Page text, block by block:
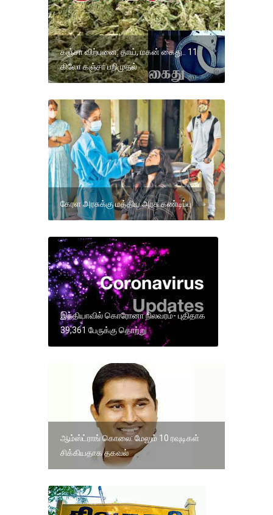
கஞ்சா விற்பனை: தாய், மகன் கைது.. 11
கிலோ கஞ்சா பறிமுதல்
கேரள அரசுக்கு மத்திய அரசு கண்டிப்பு
இந்தியாவில் கொரோனா நிலவரம்- புதிதாக
39,361 பேருக்கு தொற்று
ஆம்ஸ்ட்ராங் கொலை: மேலும் 10 ரவுடிகள்
சிக்கியதாக தகவல்